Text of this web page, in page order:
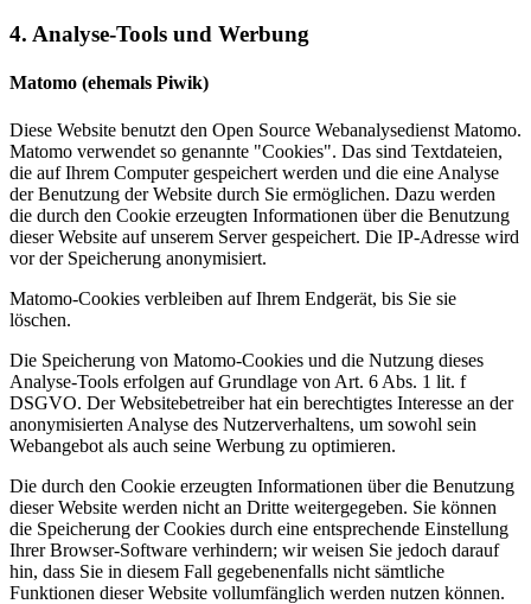
4. Analyse-Tools und Werbung
Matomo (ehemals Piwik)
Diese Website benutzt den Open Source Webanalysedienst Matomo.
Matomo verwendet so genannte "Cookies". Das sind Textdateien,
die auf Ihrem Computer gespeichert werden und die eine Analyse
der Benutzung der Website durch Sie ermöglichen. Dazu werden
die durch den Cookie erzeugten Informationen über die Benutzung
dieser Website auf unserem Server gespeichert. Die IP-Adresse wird
vor der Speicherung anonymisiert.
Matomo-Cookies verbleiben auf Ihrem Endgerät, bis Sie sie
löschen.
Die Speicherung von Matomo-Cookies und die Nutzung dieses
Analyse-Tools erfolgen auf Grundlage von Art. 6 Abs. 1 lit. f
DSGVO. Der Websitebetreiber hat ein berechtigtes Interesse an der
anonymisierten Analyse des Nutzerverhaltens, um sowohl sein
Webangebot als auch seine Werbung zu optimieren.
Die durch den Cookie erzeugten Informationen über die Benutzung
dieser Website werden nicht an Dritte weitergegeben. Sie können
die Speicherung der Cookies durch eine entsprechende Einstellung
Ihrer Browser-Software verhindern; wir weisen Sie jedoch darauf
hin, dass Sie in diesem Fall gegebenenfalls nicht sämtliche
Funktionen dieser Website vollumfänglich werden nutzen können.